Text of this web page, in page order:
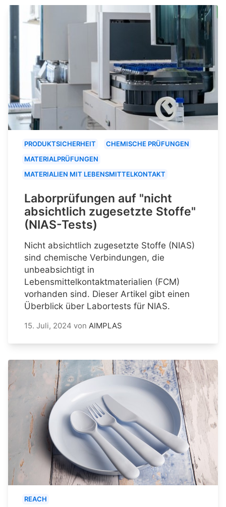
PRODUKTSICHERHEIT
CHEMISCHE PRÜFUNGEN
MATERIALPRÜFUNGEN
MATERIALIEN MIT LEBENSMITTELKONTAKT
Laborprüfungen auf "nicht
absichtlich zugesetzte Stoffe"
(NIAS-Tests)
Nicht absichtlich zugesetzte Stoffe (NIAS)
sind chemische Verbindungen, die
unbeabsichtigt in
Lebensmittelkontaktmaterialien (FCM)
vorhanden sind. Dieser Artikel gibt einen
Überblick über Labortests für NIAS.
15. Juli, 2024 von AIMPLAS
REACH